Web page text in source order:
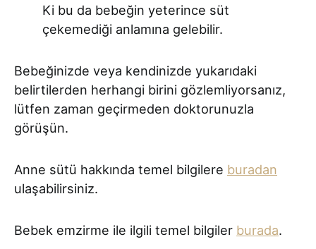
Ki bu da bebeğin yeterince süt
çekemediği anlamına gelebilir.
Bebeğinizde veya kendinizde yukarıdaki
belirtilerden herhangi birini gözlemliyorsanız,
lütfen zaman geçirmeden doktorunuzla
görüşün.
Anne sütü hakkında temel bilgilere buradan
ulaşabilirsiniz.
Bebek emzirme ile ilgili temel bilgiler burada.